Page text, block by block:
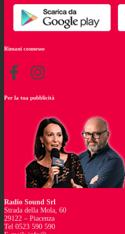
Rimani connesso
Per la tua pubblicità
Radio Sound Srl
Strada della Mola, 60
29122 – Piacenza
Tel 0523 590 590